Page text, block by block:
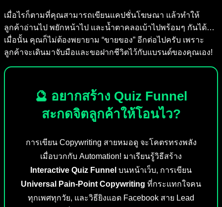
เมื่อไรก็ตามที่คุณสามารถเขียนแคปชั่นโฆษณา แล้วทำให้
ลูกค้าอ่านไป พยักหน้าไป และน้ำตาคลอเบ้าไปพร้อมๆ กันได้…
เมื่อนั้น คุณก็ไม่ต้องพยายาม “ขายของ” อีกต่อไปครับ เพราะ
ลูกค้าจะเดินมาจับมือและขอฝากชีวิตไว้กับแบรนด์ของคุณเอง!
🔮 อยากสร้าง Quiz Funnel
สะกดจิตลูกค้าให้โอนไว?
การเขียน Copywriting สายหมอดู จะโคตรทรงพลัง
เมื่อบวกกับ Automation! มาเรียนรู้วิธีสร้าง
Interactive Quiz Funnel บนหน้าเว็บ, การเขียน
Universal Pain-Point Copywriting ที่กระแทกใจคน
ทุกเพศทุกวัย, และวิธียิงแอด Facebook สาย Lead